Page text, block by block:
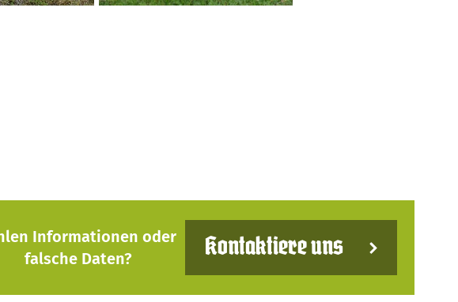
Informationen oder
falsche Daten?
Kontaktiere uns